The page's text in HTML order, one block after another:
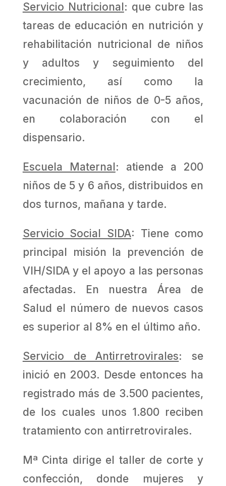
Servicio Nutricional: que cubre las
tareas de educación en nutrición y
rehabilitación nutricional de niños
y adultos y seguimiento del
crecimiento, así como la
vacunación de niños de 0-5 años,
en colaboración con el
dispensario.
Escuela Maternal: atiende a 200
niños de 5 y 6 años, distribuidos en
dos turnos, mañana y tarde.
Servicio Social SIDA: Tiene como
principal misión la prevención de
VIH/SIDA y el apoyo a las personas
afectadas. En nuestra Área de
Salud el número de nuevos ca­sos
es superior al 8% en el último año.
Servicio de Antirretrovirales: se
inició en 2003. Desde entonces ha
registrado más de 3.500 pacientes,
de los cuales unos 1.800 reciben
tratamiento con antirretrovirales.
Mª Cinta dirige el taller de corte y
confección, donde mujeres y